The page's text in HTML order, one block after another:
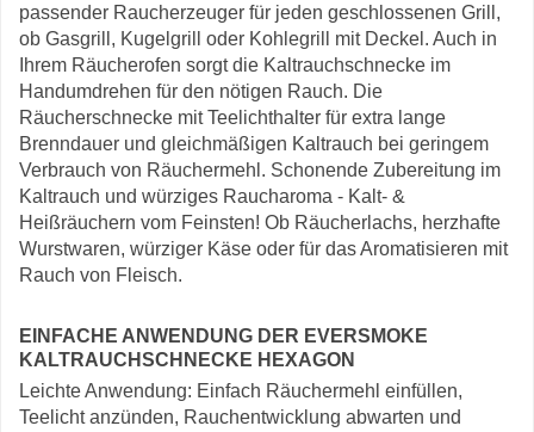
passender Raucherzeuger für jeden geschlossenen Grill,
ob Gasgrill, Kugelgrill oder Kohlegrill mit Deckel. Auch in
Ihrem Räucherofen sorgt die Kaltrauchschnecke im
Handumdrehen für den nötigen Rauch. Die
Räucherschnecke mit Teelichthalter für extra lange
Brenndauer und gleichmäßigen Kaltrauch bei geringem
Verbrauch von Räuchermehl. Schonende Zubereitung im
Kaltrauch und würziges Raucharoma - Kalt- &
Heißräuchern vom Feinsten! Ob Räucherlachs, herzhafte
Wurstwaren, würziger Käse oder für das Aromatisieren mit
Rauch von Fleisch.
EINFACHE ANWENDUNG DER EVERSMOKE
KALTRAUCHSCHNECKE HEXAGON
Leichte Anwendung: Einfach Räuchermehl einfüllen,
Teelicht anzünden, Rauchentwicklung abwarten und